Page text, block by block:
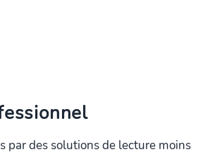
par des solutions de lecture moins